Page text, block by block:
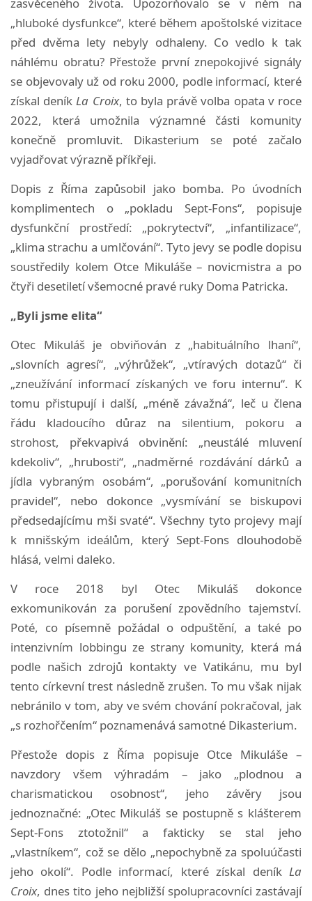
„hluboké dysfunkce“, které během apoštolské vizitace
před dvěma lety nebyly odhaleny. Co vedlo k tak
náhlému obratu? Přestože první znepokojivé signály
se objevovaly už od roku 2000, podle informací, které
získal deník La Croix, to byla právě volba opata v roce
2022, která umožnila významné části komunity
konečně promluvit. Dikasterium se poté začalo
vyjadřovat výrazně příkřeji.
Dopis z Říma zapůsobil jako bomba. Po úvodních
komplimentech o „pokladu Sept-Fons“, popisuje
dysfunkční prostředí: „pokrytectví“, „infantilizace“,
„klima strachu a umlčování“. Tyto jevy se podle dopisu
soustředily kolem Otce Mikuláše – novicmistra a po
čtyři desetiletí všemocné pravé ruky Doma Patricka.
„Byli jsme elita“
Otec Mikuláš je obviňován z „habituálního lhaní“,
„slovních agresí“, „výhrůžek“, „vtíravých dotazů“ či
„zneužívání informací získaných ve foru internu“. K
tomu přistupují i další, „méně závažná“, leč u člena
řádu kladoucího důraz na silentium, pokoru a
strohost, překvapivá obvinění: „neustálé mluvení
kdekoliv“, „hrubosti“, „nadměrné rozdávání dárků a
jídla vybraným osobám“, „porušování komunitních
pravidel“, nebo dokonce „vysmívání se biskupovi
předsedajícímu mši svaté“. Všechny tyto projevy mají
k mnišským ideálům, který Sept-Fons dlouhodobě
hlásá, velmi daleko.
V roce 2018 byl Otec Mikuláš dokonce
exkomunikován za porušení zpovědního tajemství.
Poté, co písemně požádal o odpuštění, a také po
intenzivním lobbingu ze strany komunity, která má
podle našich zdrojů kontakty ve Vatikánu, mu byl
tento církevní trest následně zrušen. To mu však nijak
nebránilo v tom, aby ve svém chování pokračoval, jak
„s rozhořčením“ poznamenává samotné Dikasterium.
Přestože dopis z Říma popisuje Otce Mikuláše –
navzdory všem výhradám – jako „plodnou a
charismatickou osobnost“, jeho závěry jsou
jednoznačné: „Otec Mikuláš se postupně s klášterem
Sept-Fons ztotožnil“ a fakticky se stal jeho
„vlastníkem“, což se dělo „nepochybně za spoluúčasti
jeho okolí“. Podle informací, které získal deník La
Croix, dnes tito jeho nejbližší spolupracovníci zastávají